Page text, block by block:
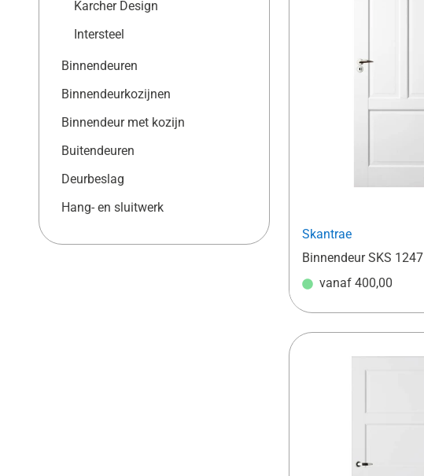
Karcher Design
Intersteel
Binnendeuren
Binnendeurkozijnen
Binnendeur met kozijn
Buitendeuren
Deurbeslag
Hang- en sluitwerk
Skantrae
Binnendeur SKS 1247
vanaf 400,00